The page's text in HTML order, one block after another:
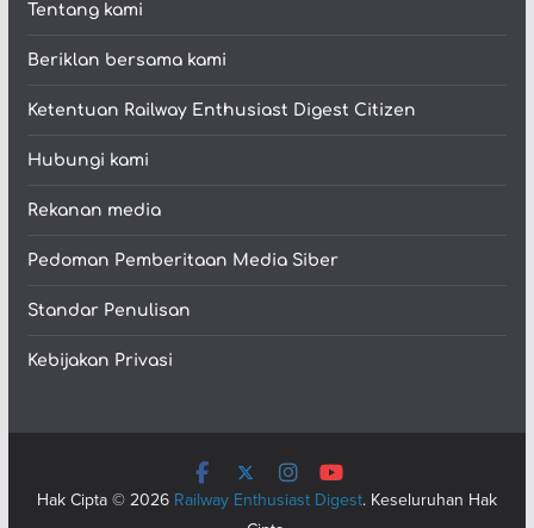
Tentang kami
Beriklan bersama kami
Ketentuan Railway Enthusiast Digest Citizen
Hubungi kami
Rekanan media
Pedoman Pemberitaan Media Siber
Standar Penulisan
Kebijakan Privasi
Hak Cipta © 2026 Railway Enthusiast Digest. Keseluruhan Hak